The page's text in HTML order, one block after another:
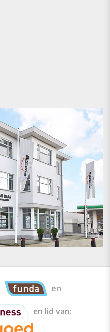
en
en lid van: